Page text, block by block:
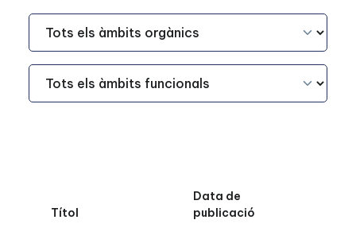
Àmbit Funcional
Àmbit Funcional
Títol
Data de
publicació